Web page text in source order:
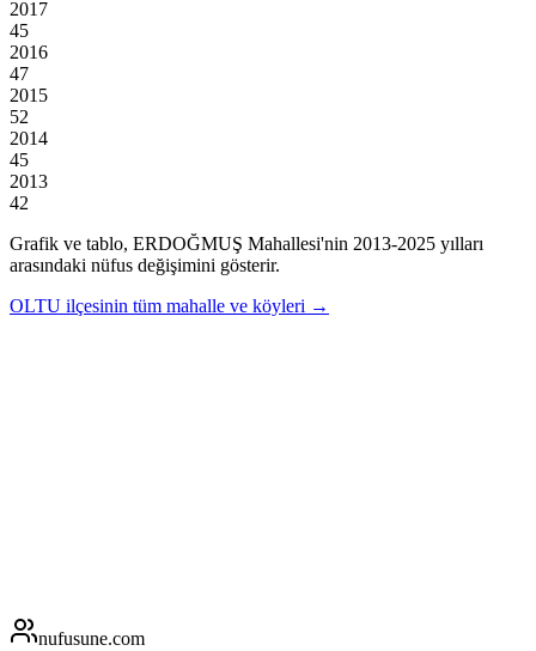
2017
45
2016
47
2015
52
2014
45
2013
42
Grafik ve tablo, ERDOĞMUŞ Mahallesi'nin 2013-2025 yılları
arasındaki nüfus değişimini gösterir.
OLTU ilçesinin tüm mahalle ve köyleri →
nufusune.com